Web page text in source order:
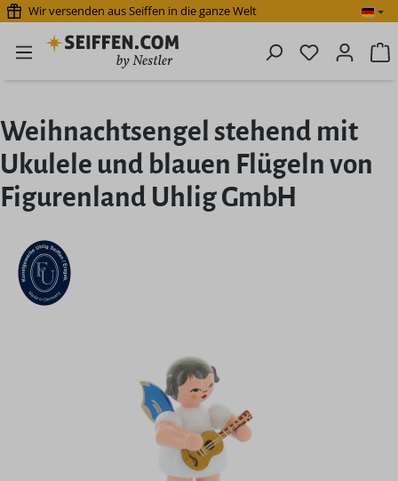
Zum Hauptinhalt springen
Wir versenden aus Seiffen in die ganze Welt
Du hast 0
Weihnachtsengel stehend mit
Ukulele und blauen Flügeln von
Figurenland Uhlig GmbH
Bildergalerie überspringen